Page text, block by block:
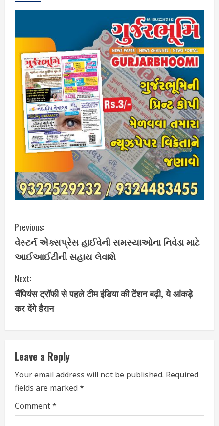
C
o
n
t
i
n
u
e
R
e
Previous:
વેસ્ટર્ન એક્સપ્રેસ હાઈવેની સમસ્યાઓના નિવેડા માટે
આઈઆઈટીની સહાય લેવાશે
Next:
चैंपियंस ट्रॉफी से पहले टीम इंडिया की टेंशन बढ़ी, ये आंकड़े
कर देंगे हैरान
Leave a Reply
Your email address will not be published. Required
fields are marked *
Comment*